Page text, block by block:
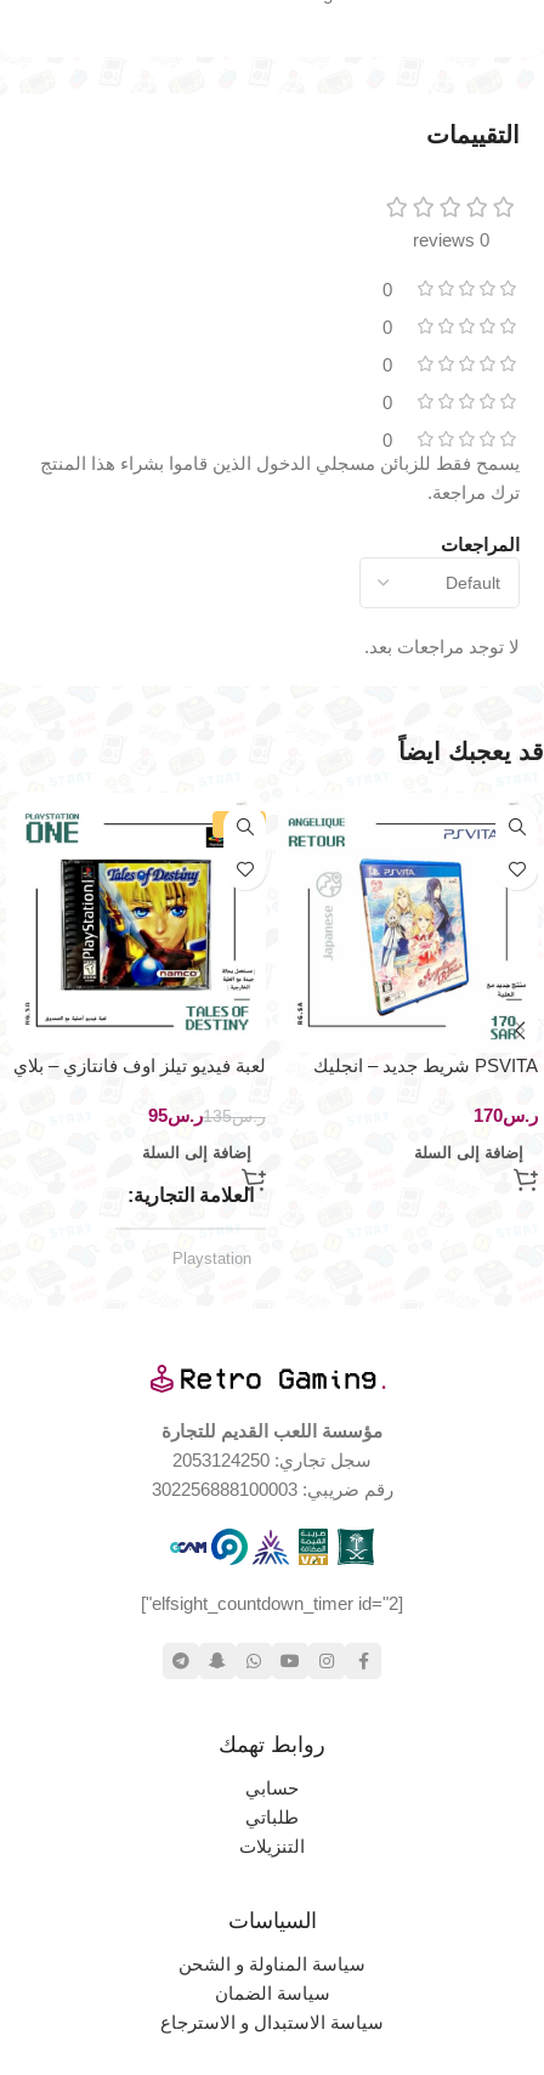
التقييمات
0 reviews
0
0
0
0
0
المراجعات
لا توجد مراجعات بعد.
يسمح فقط للزبائن مسجلي الدخول الذين قاموا بشراء هذا المنتج
ترك مراجعة.
قد يعجبك ايضاً
PSVITA شريط جديد – انجليك
ر.س
إضافة إلى السلة
-30%
لعبة فيديو تيلز اوف فانتازي – بلاي
ر.س135ر.س95
إضافة إلى السلة
العلامة التجارية
Playstation
حالة المنتج
مستخدم بحالة جيدة جدا
الإصدار الجغرافي
مؤسسة اللعب القديم للتجارة
سجل تجاري: 2053124250
رقم ضريبي: 302256888100003
[elfsight_countdown_timer id="2"]
روابط تهمك
حسابي
طلباتي
التنزيلات
السياسات
سياسة المناولة و الشحن
سياسة الضمان
سياسة الاستبدال و الاسترجاع